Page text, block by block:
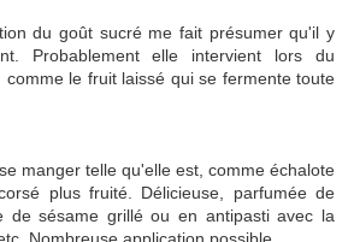
du goût sucré me fait présumer qu'il y
Probablement elle intervient lors du
comme le fruit laissé qui se fermente toute
manger telle qu'elle est, comme échalote
plus fruité. Délicieuse, parfumée de
de sésame grillé ou en antipasti avec la